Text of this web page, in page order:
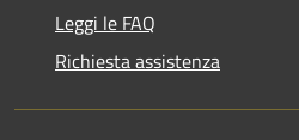
Leggi le FAQ
Richiesta assistenza